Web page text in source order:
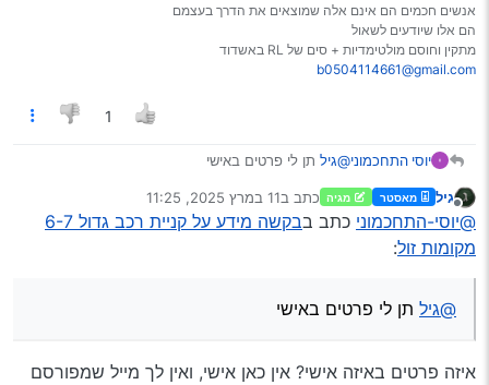
אנשים חכמים הם אינם אלה שמוצאים את הדרך בעצמם
הם אלו שיודעים לשאול
מתקין וחוסם מולטימדיות + סים של RL באשדוד
b0504114661@gmail.com
1
יוסי התחכמוני@גיל תן לי פרטים באישי
מנותק
גיל מאסטר מגיה כתב ב11 במרץ 2025, 11:25
נערך לאחרונה על ידי
@יוסי-התחכמוני כתב ב
בקשה מידע על קניית רכב גדול 6-7
מקומות זול:
@גיל תן לי פרטים באישי
איזה פרטים באיזה אישי? אין כאן אישי, ואין לך מייל שמפורסם